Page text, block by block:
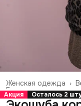
Женская одежда ›
Главная ›
Акция Осталось 2